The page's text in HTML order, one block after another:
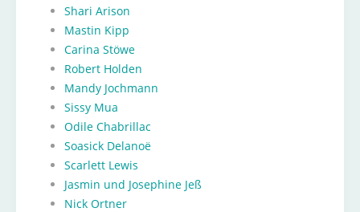
Shari Arison
Mastin Kipp
Carina Stöwe
Robert Holden
Mandy Jochmann
Sissy Mua
Odile Chabrillac
Soasick Delanoë
Scarlett Lewis
Jasmin und Josephine Jeß
Nick Ortner